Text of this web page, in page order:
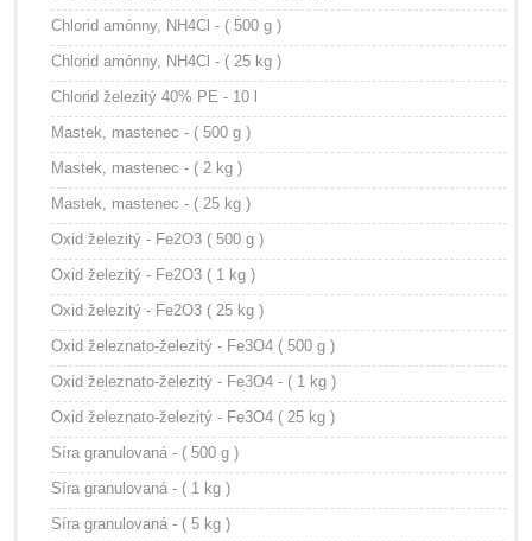
Chlorid amónny, NH4Cl - ( 500 g )
Chlorid amónny, NH4Cl - ( 25 kg )
Chlorid železitý 40% PE - 10 l
Mastek, mastenec - ( 500 g )
Mastek, mastenec - ( 2 kg )
Mastek, mastenec - ( 25 kg )
Oxid železitý - Fe2O3 ( 500 g )
Oxid železitý - Fe2O3 ( 1 kg )
Oxid železitý - Fe2O3 ( 25 kg )
Oxid železnato-železitý - Fe3O4 ( 500 g )
Oxid železnato-železitý - Fe3O4 - ( 1 kg )
Oxid železnato-železitý - Fe3O4 ( 25 kg )
Síra granulovaná - ( 500 g )
Síra granulovaná - ( 1 kg )
Síra granulovaná - ( 5 kg )